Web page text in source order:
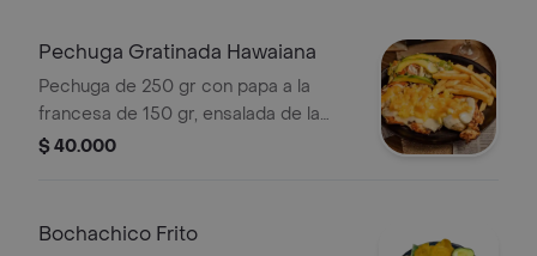
Pechuga Gratinada Hawaiana
Pechuga de 250 gr con papa a la
francesa de 150 gr, ensalada de la
casa en lechuga, zanahoria, mango y
$ 40.000
Bochachico Frito